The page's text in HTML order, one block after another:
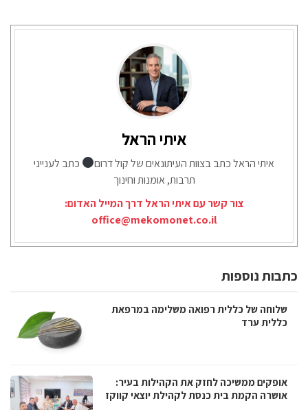
איתי הראל
איתי הראל כתב בצוות העיתונאים של קול דרום
כתב לענייני
תרבות, אומנות וחינוך
צור קשר עם איתי הראל דרך המייל האדום:
office@mekomonet.co.il
כתבות נוספות
שלוחה של כללית רפואה משלימה במרפאת
כללית ערד
אופקים ממשיכה לחזק את הקהילות בעיר:
אושרה הקמת בית כנסת לקהילת יוצאי קווקז